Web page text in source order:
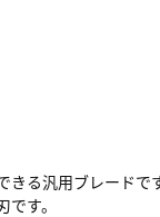
きる汎用ブレードで
す。